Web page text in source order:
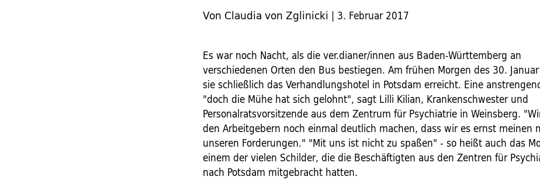
Von Claudia von Zglinicki | 3. Februar 2017
Es war noch Nacht, als die ver.dianer/innen aus Baden-Württemberg an
verschiedenen Orten den Bus bestiegen. Am frühen Morgen des 30.
sie schließlich das Verhandlungshotel in Potsdam erreicht. Eine
"doch die Mühe hat sich gelohnt", sagt Lilli Kilian, Krankenschwester und
Personalratsvorsitzende aus dem Zentrum für Psychiatrie in Weinsberg.
den Arbeitgebern noch einmal deutlich machen, dass wir es ernst meinen
unseren Forderungen." "Mit uns ist nicht zu spaßen" - so heißt auch das
einem der vielen Schilder, die die Beschäftigten aus den Zentren für
nach Potsdam mitgebracht hatten.